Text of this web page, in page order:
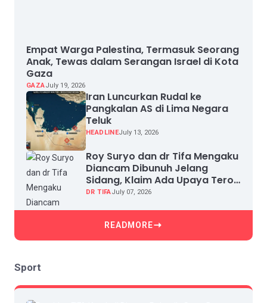
Empat Warga Palestina, Termasuk Seorang
Anak, Tewas dalam Serangan Israel di Kota
Gaza
GAZAJuly 19, 2026
Iran Luncurkan Rudal ke
Pangkalan AS di Lima Negara
Teluk
HEADLINEJuly 13, 2026
Roy Suryo dan dr Tifa Mengaku
Diancam Dibunuh Jelang
Sidang, Klaim Ada Upaya Teror
dan Intimidasi
DR TIFAJuly 07, 2026
READMORE
Sport